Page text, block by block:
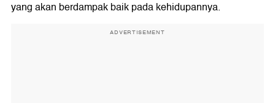
yang akan berdampak baik pada kehidupannya.
ADVERTISEMENT